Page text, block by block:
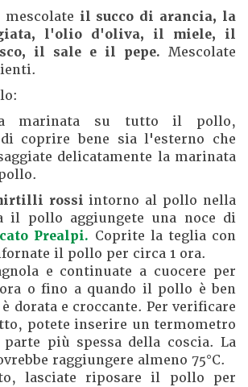
il succo di arancia, la
l'olio d'oliva, il miele, il
il sale e il pepe. Mescolate
la marinata su tutto il pollo,
coprire bene sia l'esterno che
delicatamente la marinata
rossi intorno al pollo nella
il pollo aggiungete una noce di
Prealpi. Coprite la teglia con
il pollo per circa 1 ora.
e continuate a cuocere per
o fino a quando il pollo è ben
dorata e croccante. Per verificare
potete inserire un termometro
più spessa della coscia. La
raggiungere almeno 75°C.
lasciate riposare il pollo per